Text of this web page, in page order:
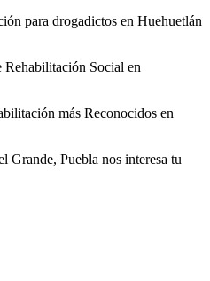
para drogadictos en Huehuetlán
Rehabilitación Social en
más Reconocidos en
Grande, Puebla nos interesa tu